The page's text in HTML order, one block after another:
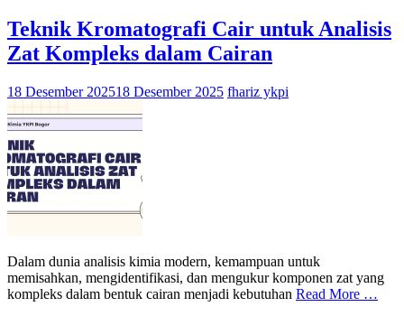
Teknik Kromatografi Cair untuk Analisis
Zat Kompleks dalam Cairan
18 Desember 202518 Desember 2025 fhariz ykpi
Dalam dunia analisis kimia modern, kemampuan untuk
memisahkan, mengidentifikasi, dan mengukur komponen zat yang
kompleks dalam bentuk cairan menjadi kebutuhan Read More …